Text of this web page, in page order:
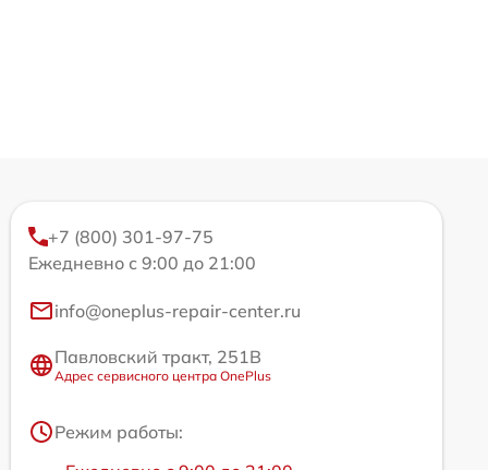
+7 (800) 301-97-75
Ежедневно с 9:00 до 21:00
info@oneplus-repair-center.ru
Павловский тракт, 251В
Адрес сервисного центра OnePlus
Режим работы: